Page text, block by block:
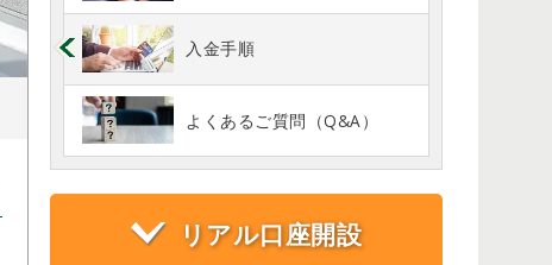
入金手順
よくあるご質問（Q&A）
リアル口座開設